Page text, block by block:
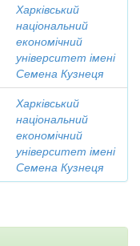
Харківський
національний
економічний
університет імені
Семена Кузнеця
Харківський
національний
економічний
університет імені
Семена Кузнеця